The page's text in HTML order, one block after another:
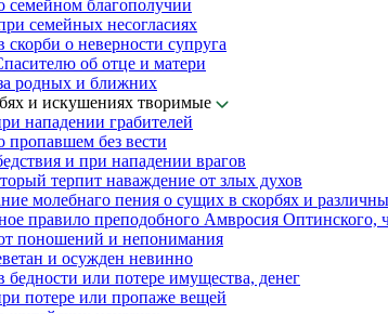
благополучии
семейных несогласиях
о неверности супруга
об отце и матери
родных и ближних
и искушениях творимые
нападении грабителей
без вести
и при нападении врагов
терпит наваждение от злых духов
молебнаго пения о сущих в скорбях и
правило преподобного Амвросия Оптинского,
поношений и непонимания
и осужден невинно
или потере имущества, денег
потере или пропаже вещей